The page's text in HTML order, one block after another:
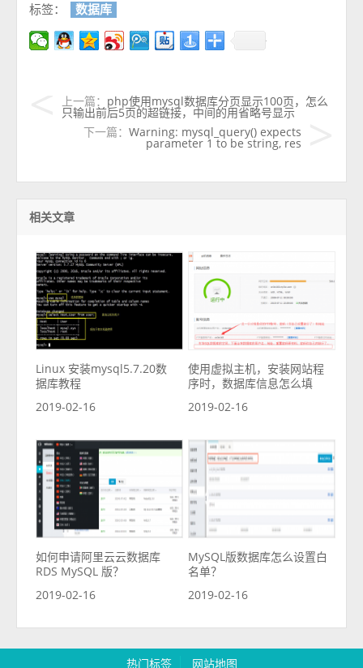
标签： 数据库
上一篇： php使用mysql数据库分页显示100页，怎么
只输出前后5页的超链接，中间的用省略号显示
下一篇： Warning: mysql_query() expects
parameter 1 to be string, res
相关文章
Linux 安装mysql5.7.20数
据库教程
2019-02-16
使用虚拟主机，安装网站程
序时，数据库信息怎么填
2019-02-16
如何申请阿里云云数据库
RDS MySQL 版？
2019-02-16
MySQL版数据库怎么设置白
名单？
2019-02-16
热门标签 网站地图